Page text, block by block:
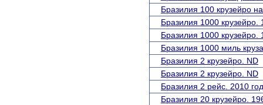
Бразилия 100 крузейро
Бразилия 1000 крузейро.
Бразилия 1000 крузейро.
Бразилия 1000 миль
Бразилия 2 крузейро. ND
Бразилия 2 крузейро. ND
Бразилия 2 рейс. 2010
Бразилия 20 крузейро.